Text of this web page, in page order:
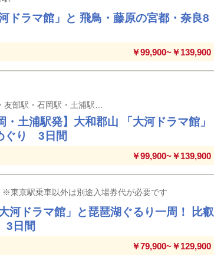
ドラマ館」と 飛鳥・藤原の宮都・奈良8
￥99,900~￥139,900
土浦駅発】大和郡山 「大河ドラマ館」
ぐり 3日間
￥99,900~￥139,900
東京駅乗車以外は別途入場券代が必要です
河ドラマ館」と琵琶湖ぐるり一周！ 比叡
3日間
￥79,900~￥129,900